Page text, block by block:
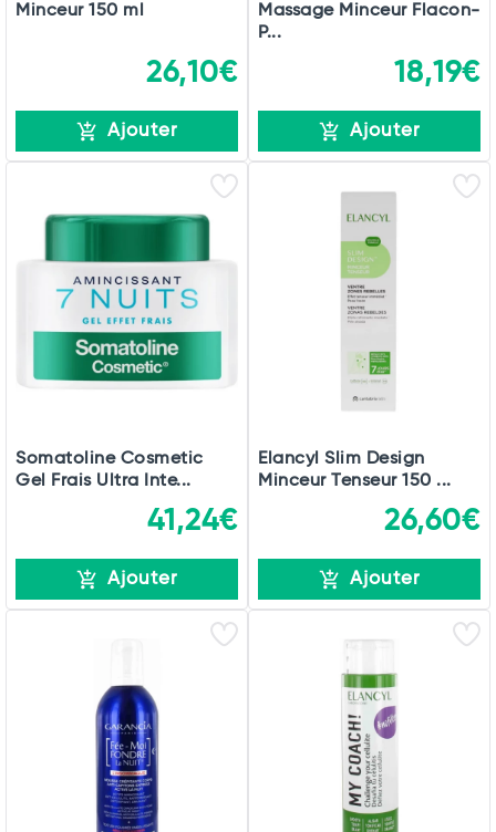
Minceur 150 ml
26,10€
Ajouter
Massage Minceur Flacon-
P...
18,19€
Ajouter
Somatoline Cosmetic
Gel Frais Ultra Inte...
41,24€
Ajouter
Elancyl Slim Design
Minceur Tenseur 150 ...
26,60€
Ajouter